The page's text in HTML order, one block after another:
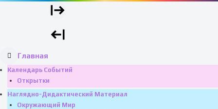
Главная
Календарь Событий
Открытки
Наглядно-Дидактический Материал
Окружающий Мир